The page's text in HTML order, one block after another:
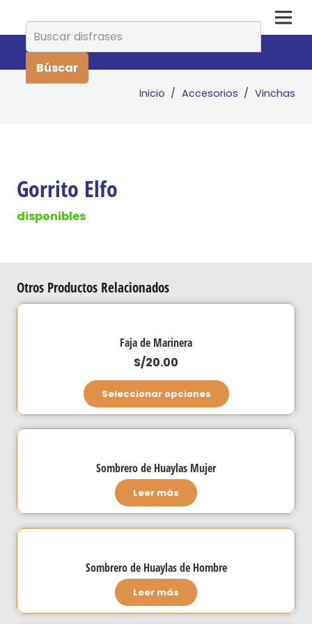
Buscar:
Inicio / Accesorios / Vinchas
Gorrito Elfo
disponibles
Otros Productos Relacionados
Faja de Marinera
S/20.00
Seleccionar opciones
Este
se
pueden
Sombrero de Huaylas Mujer
Leer más
Sombrero de Huaylas de Hombre
Leer más